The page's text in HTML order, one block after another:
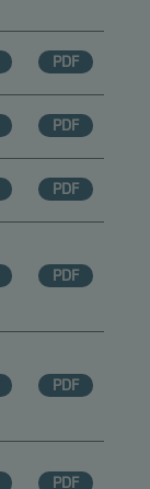
PDF
PDF
PDF
PDF
PDF
PDF